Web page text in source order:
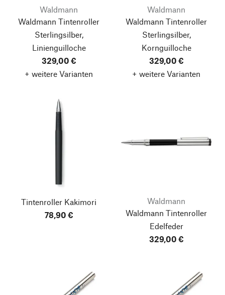
Waldmann
Waldmann Tintenroller
Sterlingsilber,
Linienguilloche
329,00 €
+ weitere Varianten
Waldmann
Waldmann Tintenroller
Sterlingsilber,
Kornguilloche
329,00 €
+ weitere Varianten
Tintenroller Kakimori
78,90 €
Waldmann
Waldmann Tintenroller
Edelfeder
329,00 €